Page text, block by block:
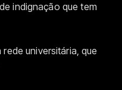
indignação que tem
rede universitária, que